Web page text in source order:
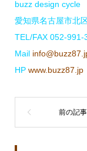
buzz design cycle
愛知県名古屋市北
TEL/FAX 052-991-
Mail
HP www.buzz87.jp